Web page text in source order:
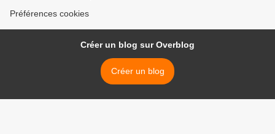
Préférences cookies
Créer un blog sur Overblog
Créer un blog